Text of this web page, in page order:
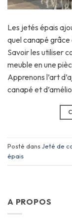
Les jetés épais
quel canapé
Savoir les utiliser
meuble en une
Apprenons l’art
canapé et
Posté dansJeté de
épais
A PROPOS